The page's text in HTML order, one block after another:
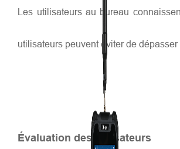
Les utilisateurs au bureau
utilisateurs peuvent éviter de
Évaluation des utilisateurs